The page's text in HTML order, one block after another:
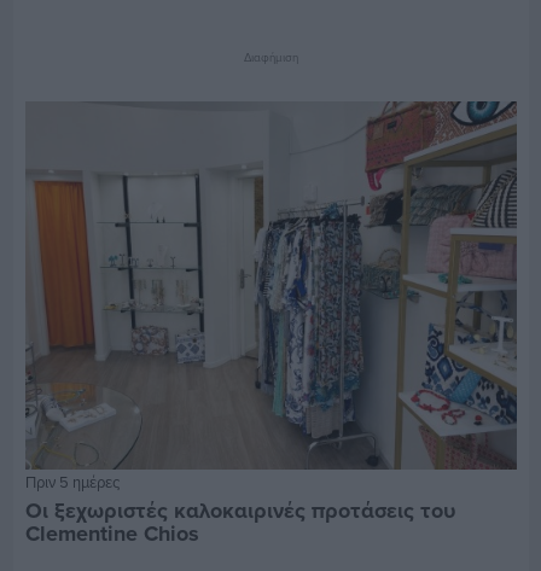
Διαφήμιση
Πριν 5 ημέρες
Οι ξεχωριστές καλοκαιρινές προτάσεις του
Clementine Chios